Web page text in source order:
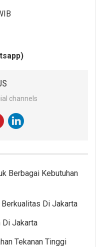
channels
Berbagai Kebutuhan
Di Jakarta
Di Jakarta
Tekanan Tinggi